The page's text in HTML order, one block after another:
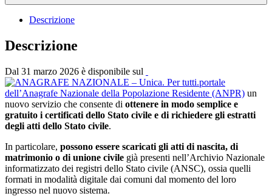
Descrizione
Descrizione
Dal 31 marzo 2026 è disponibile sul
portale
dell’Anagrafe Nazionale della Popolazione Residente (ANPR) un
nuovo servizio che consente di ottenere in modo semplice e
gratuito i certificati dello Stato civile e di richiedere gli estratti
degli atti dello Stato civile.
In particolare, possono essere scaricati gli atti di nascita, di
matrimonio o di unione civile già presenti nell’Archivio Nazionale
informatizzato dei registri dello Stato civile (ANSC), ossia quelli
formati in modalità digitale dai comuni dal momento del loro
ingresso nel nuovo sistema.